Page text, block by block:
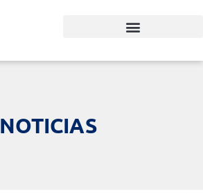
NOTICIAS